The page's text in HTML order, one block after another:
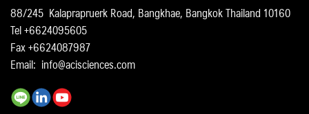
88/245 Kalaprapruerk Road, Bangkhae, Bangkok Thailand 10160
Tel +6624095605
Fax +6624087987
Email: info@acisciences.com